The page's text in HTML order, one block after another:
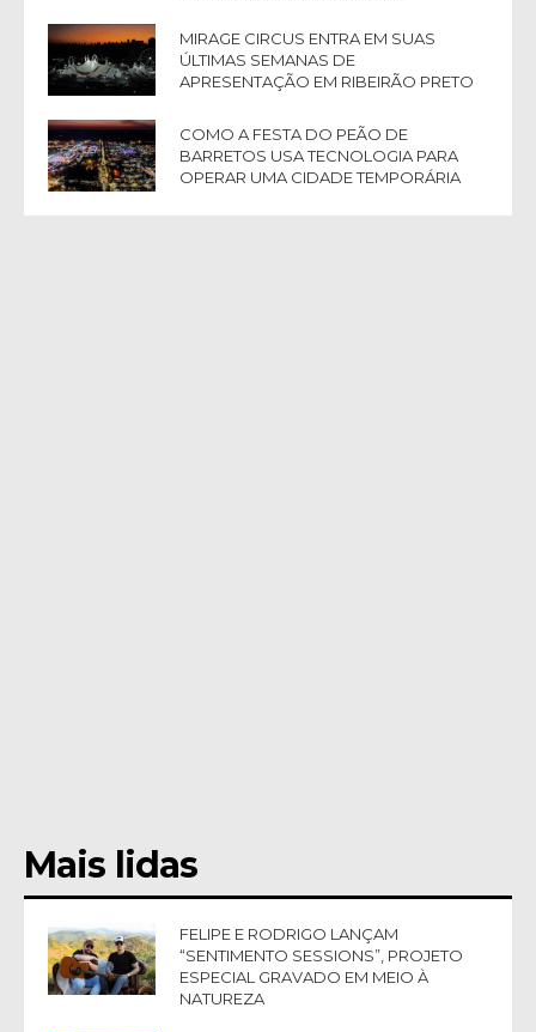
MIRAGE CIRCUS ENTRA EM SUAS
ÚLTIMAS SEMANAS DE
APRESENTAÇÃO EM RIBEIRÃO PRETO
COMO A FESTA DO PEÃO DE
BARRETOS USA TECNOLOGIA PARA
OPERAR UMA CIDADE TEMPORÁRIA
Mais lidas
FELIPE E RODRIGO LANÇAM
“SENTIMENTO SESSIONS”, PROJETO
ESPECIAL GRAVADO EM MEIO À
NATUREZA